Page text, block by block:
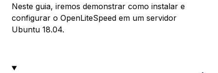
Neste guia, iremos demonstrar como instalar e
configurar o OpenLiteSpeed em um servidor
Ubuntu 18.04.